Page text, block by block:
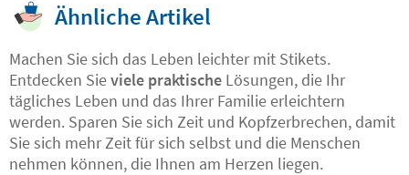
Ähnliche Artikel
Machen Sie sich das Leben leichter mit Stikets.
Entdecken Sieviele praktische Lösungen, die Ihr
tägliches Leben und das Ihrer Familie erleichtern
werden. Sparen Sie sich Zeit und Kopfzerbrechen, damit
Sie sich mehr Zeit für sich selbst und die Menschen
nehmen können, die Ihnen am Herzen liegen.